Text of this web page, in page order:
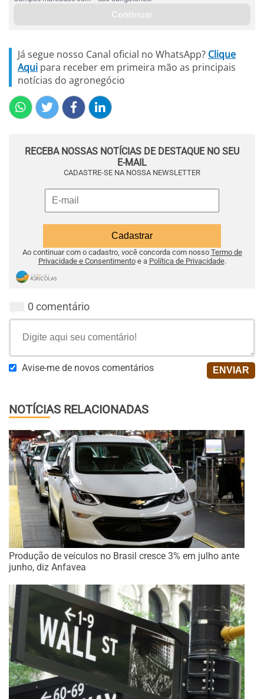
Já segue nosso Canal oficial no WhatsApp? Clique
Aqui para receber em primeira mão as principais
notícias do agronegócio
RECEBA NOSSAS NOTÍCIAS DE DESTAQUE NO SEU
E-MAIL
CADASTRE-SE NA NOSSA NEWSLETTER
Ao continuar com o cadastro, você concorda com nosso Termo de
Privacidade e Consentimentoe a Política de Privacidade.
0 comentário
Avise-me de novos comentários
NOTÍCIAS RELACIONADAS
Produção de veículos no Brasil cresce 3% em julho ante
junho, diz Anfavea